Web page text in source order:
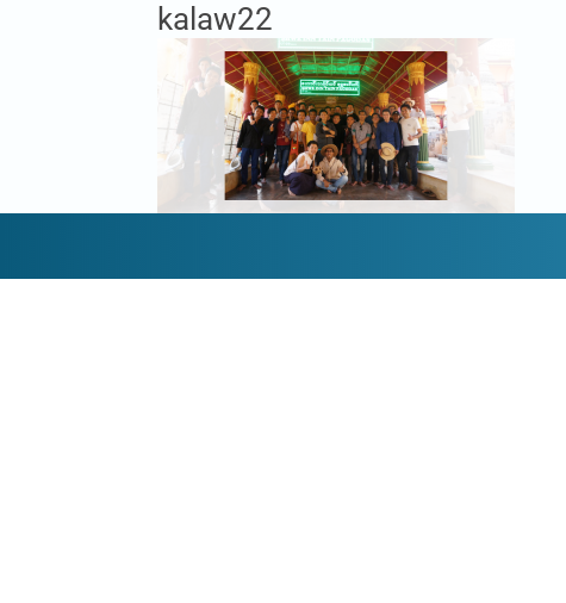
kalaw22